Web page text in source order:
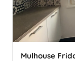
Mulhouse